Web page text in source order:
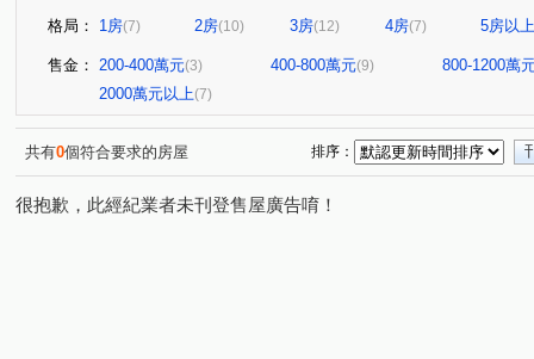
格局： 1房(7) 2房(10) 3房(12) 4房(7) 5房以上
售金： 200-400萬元(3) 400-800萬元(9)
800-1200萬
2000萬元以上(7)
共有0個符合要求的房屋 排序：
很抱歉，此經紀業者未刊登售屋廣告唷！